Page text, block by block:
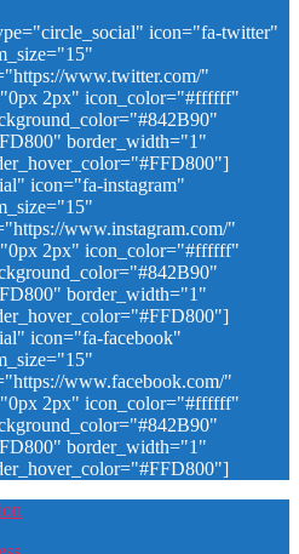
icon="fa-twitter"
www.twitter.com/"
2px" icon_color="#ffffff"
border_width="1"
icon="fa-instagram"
www.instagram.com/"
2px" icon_color="#ffffff"
border_width="1"
icon="fa-facebook"
www.facebook.com/"
2px" icon_color="#ffffff"
border_width="1"